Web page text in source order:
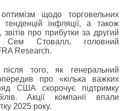
щодо торговельних
тенденцій інфляції, а також
про прибутки за другий
Сем Стовалл, головний
Research.
того, як генеральний
про «кілька важких
США скорочує підтримку
Акції компанії впали
2025 року.